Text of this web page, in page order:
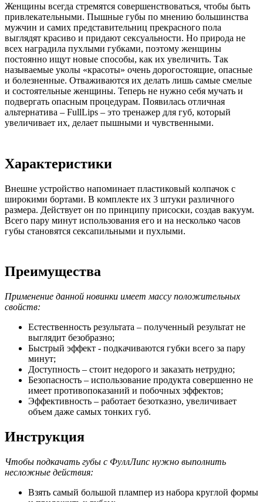
Женщины всегда стремятся совершенствоваться, чтобы быть
привлекательными. Пышные губы по мнению большинства
мужчин и самих представительниц прекрасного пола
выглядят красиво и придают сексуальности. Но природа не
всех наградила пухлыми губками, поэтому женщины
постоянно ищут новые способы, как их увеличить. Так
называемые уколы «красоты» очень дорогостоящие, опасные
и болезненные. Отваживаются их делать лишь самые смелые
и состоятельные женщины. Теперь не нужно себя мучать и
подвергать опасным процедурам. Появилась отличная
альтернатива – FullLips – это тренажер для губ, который
увеличивает их, делает пышными и чувственными.
Характеристики
Внешне устройство напоминает пластиковый колпачок с
широкими бортами. В комплекте их 3 штуки различного
размера. Действует он по принципу присоски, создав вакуум.
Всего пару минут использования его и на несколько часов
губы становятся сексапильными и пухлыми.
Преимущества
Применение данной новинки имеет массу положительных
свойств:
Естественность результата – полученный результат не
выглядит безобразно;
Быстрый эффект - подкачиваются губки всего за пару
минут;
Доступность – стоит недорого и заказать нетрудно;
Безопасность – использование продукта совершенно не
имеет противопоказаний и побочных эффектов;
Эффективность – работает безотказно, увеличивает
объем даже самых тонких губ.
Инструкция
Чтобы подкачать губы с ФуллЛипс нужно выполнить
несложные действия:
Взять самый большой плампер из набора круглой формы